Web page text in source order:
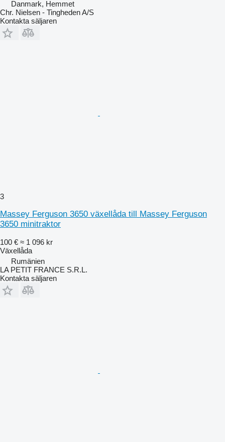
Danmark, Hemmet
Chr. Nielsen - Tingheden A/S
Kontakta säljaren
3
Massey Ferguson 3650 växellåda till Massey Ferguson
3650 minitraktor
100 € ≈ 1 096 kr
Växellåda
Rumänien
LA PETIT FRANCE S.R.L.
Kontakta säljaren